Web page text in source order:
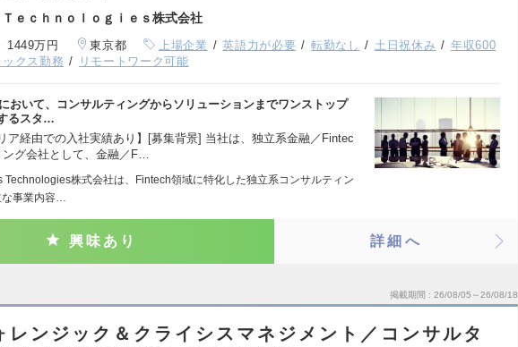
ｅｃｈｎｏｌｏｇｉｅｓ株式会社
1449万円 東京都 上場企業 英語力が必要 転勤なし 土日祝休み
年収600
ックス勤務 リモートワーク可能
おいて、コンサルティングからソリューションまでワンストップ
るスタ…
ア経由での入社実績あり】[募集背景] 当社は、独立系金融／Fintec
ング会社として、金融／F…
Technologies株式会社は、Fintech領域に特化した独立系コンサルティン
な事業内容…
興味あり 詳細へ
掲載期間 26/08/05～26/08/18
レンジック＆クライシスマネジメント／コンサルタ